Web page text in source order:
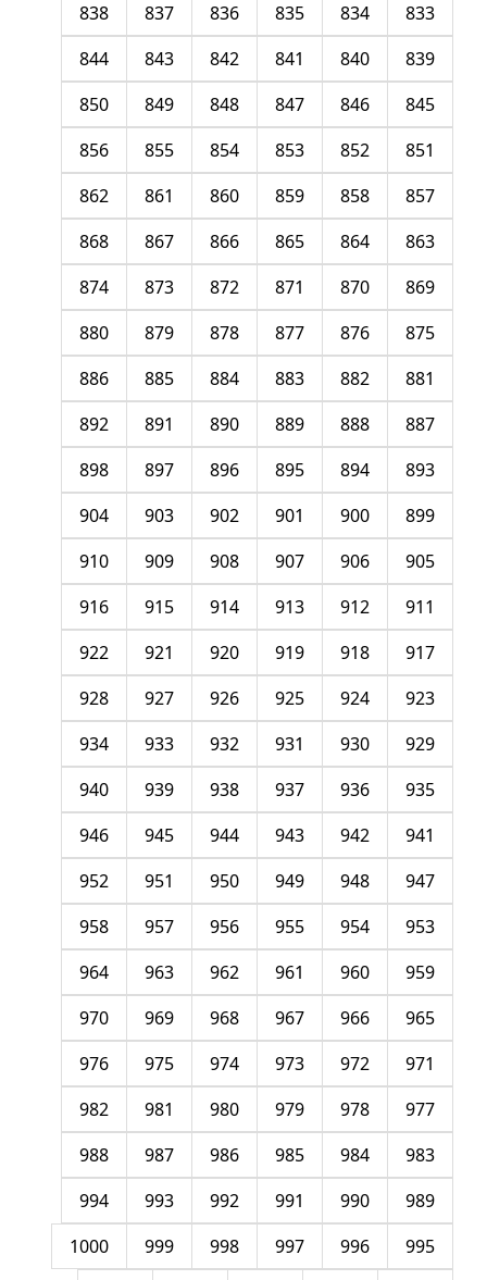
833
834
835
836
837
838
839
840
841
842
843
844
845
846
847
848
849
850
851
852
853
854
855
856
857
858
859
860
861
862
863
864
865
866
867
868
869
870
871
872
873
874
875
876
877
878
879
880
881
882
883
884
885
886
887
888
889
890
891
892
893
894
895
896
897
898
899
900
901
902
903
904
905
906
907
908
909
910
911
912
913
914
915
916
917
918
919
920
921
922
923
924
925
926
927
928
929
930
931
932
933
934
935
936
937
938
939
940
941
942
943
944
945
946
947
948
949
950
951
952
953
954
955
956
957
958
959
960
961
962
963
964
965
966
967
968
969
970
971
972
973
974
975
976
977
978
979
980
981
982
983
984
985
986
987
988
989
990
991
992
993
994
995
996
997
998
999
1000